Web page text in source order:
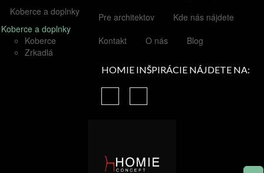
Koberce a doplnky
Koberce a doplnky
Koberce
Zrkadlá
Pre architektov
Kde nás nájdete
Kontakt
O nás Blog
HOMIE INŠPIRÁCIE NÁJDETE NA: